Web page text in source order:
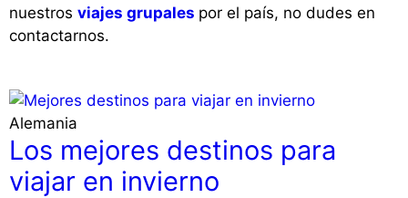
nuestros viajes grupales por el país, no dudes en
contactarnos.
Alemania
Los mejores destinos para
viajar en invierno